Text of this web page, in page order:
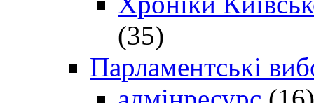
(35)
Парламентські